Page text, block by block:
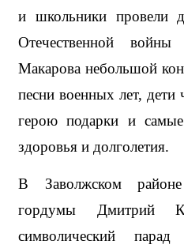
и школьники провели
Отечественной
Макарова небольшой
песни военных лет, дети
герою подарки и
здоровья и долголетия.
В Заволжском районе
гордумы Дмитрий
символический парад